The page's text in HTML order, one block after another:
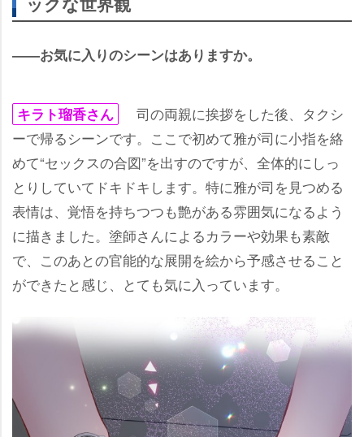
――お気に入りのシーンはありますか。
キラト瑠香さん
司の両親に挨拶をした後、タクシ
ーで帰るシーンです。ここで初めて雅が司に小指を絡
めて“セックスの合図”を出すのですが、全体的にしっ
とりしていてドキドキします。特に雅が司を見つめる
表情は、覚悟を持ちつつも艶がある雰囲気になるよう
に描きました。塗師さんによるカラーや効果も素敵
で、このあとの官能的な展開を絵から予感させること
ができたと感じ、とても気に入っています。